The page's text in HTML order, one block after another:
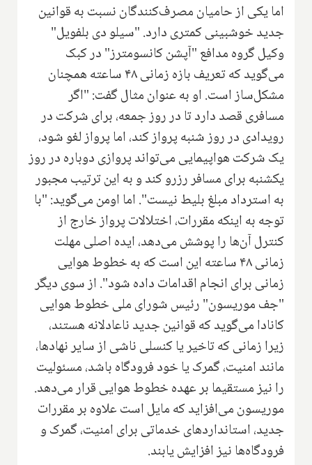
اما یکی از حامیان مصرف‌کنندگان نسبت به قوانین
جدید خوشبینی کمتری دارد. "سیلو دی بلفویل"
وکیل گروه مدافع "آپشن کانسومترز" در کبک
می‌گوید که تعریف بازه زمانی ۴۸ ساعته همچنان
مشکل‌ساز است. او به عنوان مثال گفت: "اگر
مسافری قصد دارد تا در روز جمعه، برای شرکت در
رویدادی در روز شنبه پرواز کند، اما پرواز لغو شود،
یک شرکت هواپیمایی می‌تواند پروازی دوباره در روز
یکشنبه برای مسافر رزرو کند و به این ترتیب مجبور
به استرداد مبلغ بلیط نیست". اما اومن می‌گوید: "با
توجه به اینکه مقررات، اختلالات پرواز خارج از
کنترل آن‌ها را پوشش می‌دهد، ایده اصلی مهلت
زمانی ۴۸ ساعته این است که به خطوط هوایی
زمانی برای انجام اقدامات داده شود". از سوی دیگر
"جف موریسون" رئیس شورای ملی خطوط هوایی
کانادا می‌گوید که قوانین جدید ناعادلانه هستند،
زیرا زمانی که تاخیر یا کنسلی ناشی از سایر نهادها،
مانند امنیت، گمرک یا خود فرودگاه باشد، مسئولیت
را نیز مستقیما بر عهده خطوط هوایی قرار می‌دهد.
موریسون می‌افزاید که مایل است علاوه بر مقررات
جدید، استانداردهای خدماتی برای امنیت، گمرک و
فرودگاه‌ها نیز افزایش یابند.